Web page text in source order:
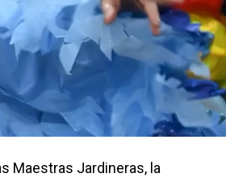
Maestras Jardineras, la